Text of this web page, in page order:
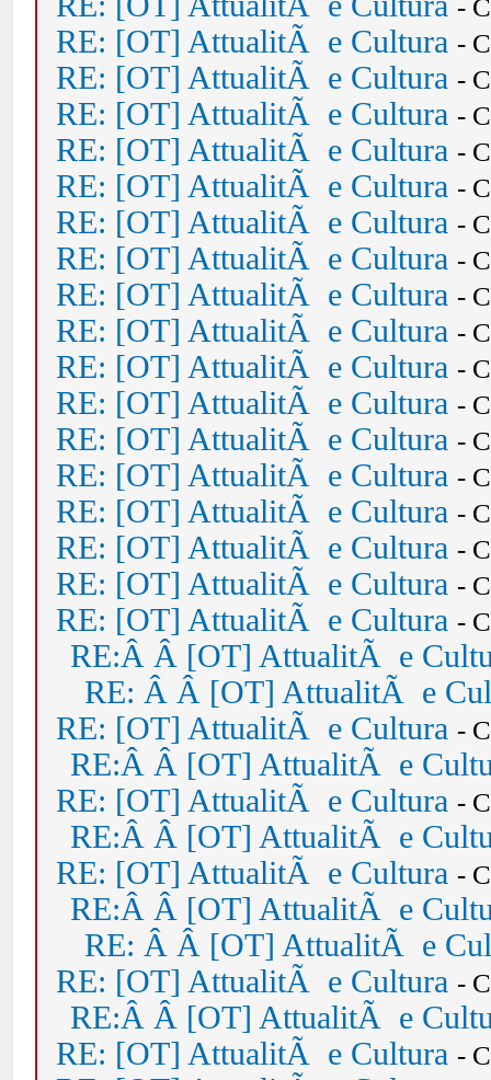
-
RE: [OT] AttualitÃ e Cultura -
RE: [OT] AttualitÃ e Cultura -
RE: [OT] AttualitÃ e Cultura -
RE: [OT] AttualitÃ e Cultura -
RE: [OT] AttualitÃ e Cultura -
RE: [OT] AttualitÃ e Cultura -
RE: [OT] AttualitÃ e Cultura -
RE: [OT] AttualitÃ e Cultura -
RE: [OT] AttualitÃ e Cultura -
RE: [OT] AttualitÃ e Cultura -
RE: [OT] AttualitÃ e Cultura -
RE: [OT] AttualitÃ e Cultura -
RE: [OT] AttualitÃ e Cultura -
RE: [OT] AttualitÃ e Cultura -
RE: [OT] AttualitÃ e Cultura -
RE: [OT] AttualitÃ e Cultura -
RE: [OT] AttualitÃ e Cultura -
RE:Â Â [OT] AttualitÃ e
RE: Â Â [OT] AttualitÃ e
RE: [OT] AttualitÃ e Cultura -
RE:Â Â [OT] AttualitÃ e
RE: [OT] AttualitÃ e Cultura -
RE:Â Â [OT] AttualitÃ e
RE: [OT] AttualitÃ e Cultura -
RE:Â Â [OT] AttualitÃ e
RE: Â Â [OT] AttualitÃ e
RE: [OT] AttualitÃ e Cultura -
RE:Â Â [OT] AttualitÃ e
RE: [OT] AttualitÃ e Cultura -